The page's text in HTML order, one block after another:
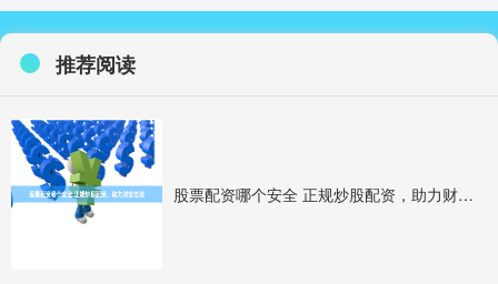
推荐阅读
股票配资哪个安全 正规炒股配资，助力财富倍增